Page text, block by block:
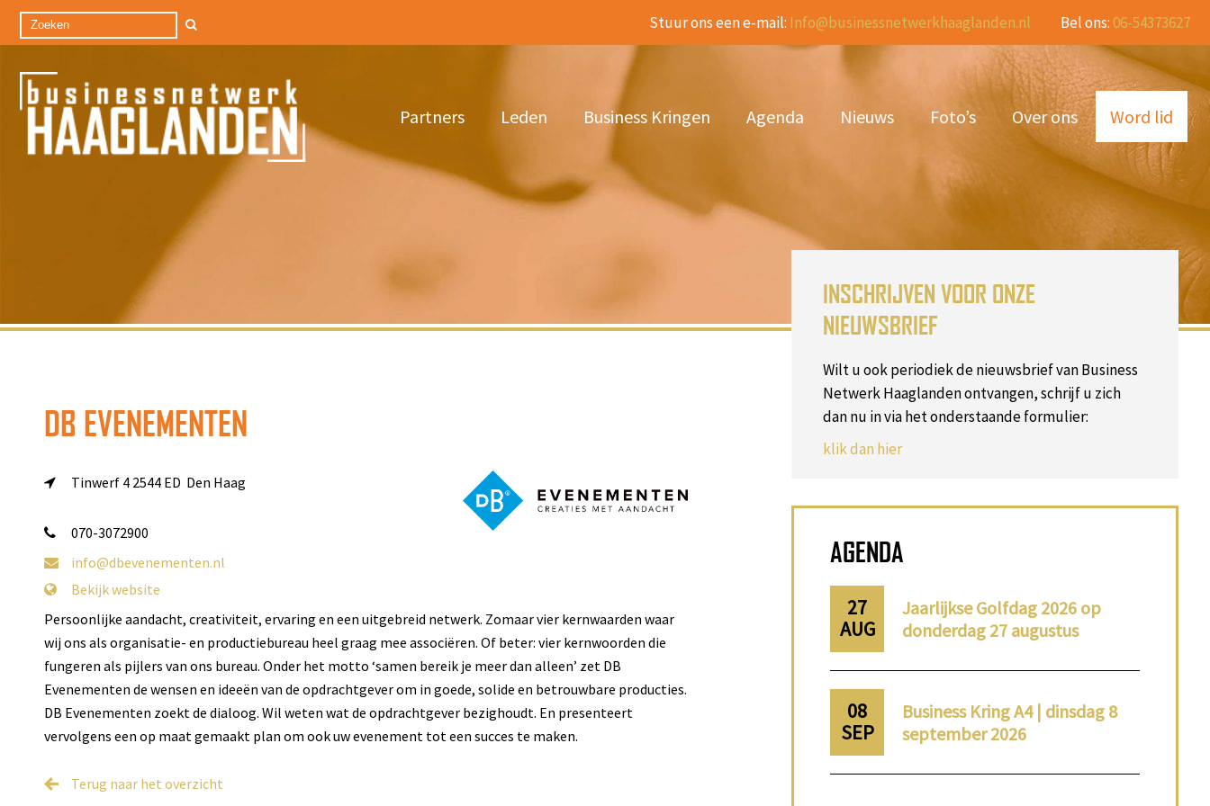
Stuur ons een e-mail: Info@businessnetwerkhaaglanden.nl Bel ons: 06-54373627
Partners Leden Business Kringen Agenda Nieuws Foto’s Over ons Word lid
DB EVENEMENTEN
Tinwerf 4 2544 ED Den Haag
070-3072900
info@dbevenementen.nl
Bekijk website
Persoonlijke aandacht, creativiteit, ervaring en een uitgebreid netwerk. Zomaar vier kernwaarden waar
wij ons als organisatie- en productiebureau heel graag mee associëren. Of beter: vier kernwoorden die
fungeren als pijlers van ons bureau. Onder het motto ‘samen bereik je meer dan alleen’ zet DB
Evenementen de wensen en ideeën van de opdrachtgever om in goede, solide en betrouwbare producties.
DB Evenementen zoekt de dialoog. Wil weten wat de opdrachtgever bezighoudt. En presenteert
vervolgens een op maat gemaakt plan om ook uw evenement tot een succes te maken.
Terug naar het overzicht
INSCHRIJVEN VOOR ONZE
NIEUWSBRIEF
Wilt u ook periodiek de nieuwsbrief van Business
Netwerk Haaglanden ontvangen, schrijf u zich
dan nu in via het onderstaande formulier:
klik dan hier
AGENDA
27
AUG
Jaarlijkse Golfdag 2026 op
donderdag 27 augustus
08
SEP
Business Kring A4 | dinsdag 8
september 2026